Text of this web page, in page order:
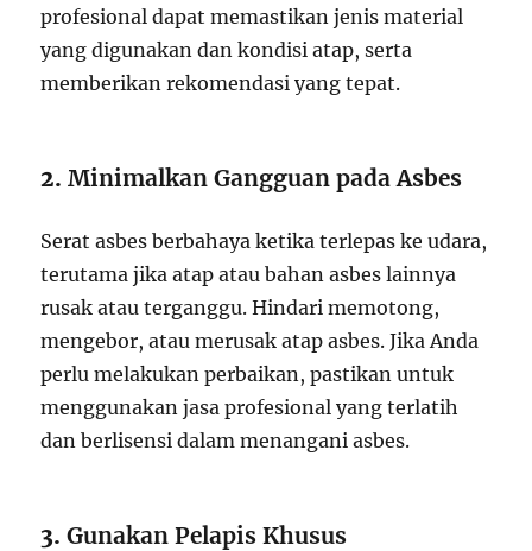
profesional dapat memastikan jenis material
yang digunakan dan kondisi atap, serta
memberikan rekomendasi yang tepat.
2.Minimalkan Gangguan pada Asbes
Serat asbes berbahaya ketika terlepas ke udara,
terutama jika atap atau bahan asbes lainnya
rusak atau terganggu. Hindari memotong,
mengebor, atau merusak atap asbes. Jika Anda
perlu melakukan perbaikan, pastikan untuk
menggunakan jasa profesional yang terlatih
dan berlisensi dalam menangani asbes.
3.Gunakan Pelapis Khusus